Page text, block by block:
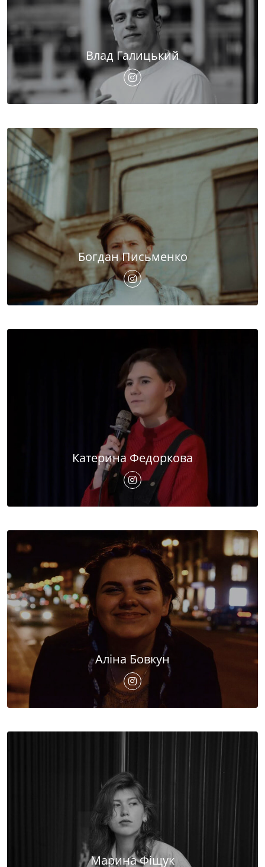
Влад Галицький
Богдан Письменко
Катерина Федоркова
Аліна Бовкун
Марина Фіщук